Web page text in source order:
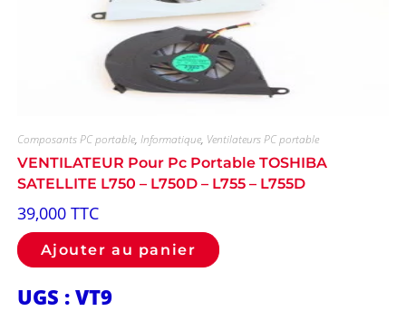
Composants PC portable, Informatique, Ventilateurs PC portable
VENTILATEUR Pour Pc Portable TOSHIBA
SATELLITE L750 – L750D – L755 – L755D
39,000 TTC
Ajouter au panier
UGS : VT9